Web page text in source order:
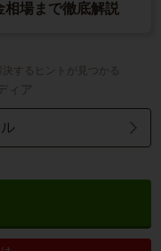
相場まで徹底解説
するヒントが見つかる
ィア